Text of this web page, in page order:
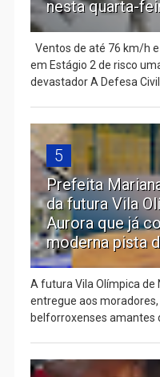
nesta quarta-
Ventos de até 76 km/h
em Estágio 2 de risco
devastador A Defesa Civil
5
Prefeita
da futura Vila
Aurora que já
moderna pista
A futura Vila Olímpica de
entregue aos
belforroxenses amantes